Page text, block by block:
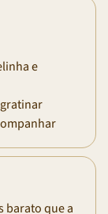
e
barato que a